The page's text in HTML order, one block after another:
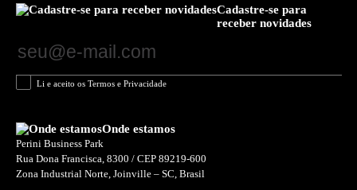
Cadastre-se para
receber novidades
Li e aceito os Termos e Privacidade
Onde estamos
Perini Business Park
Rua Dona Francisca, 8300 / CEP 89219-600
Zona Industrial Norte, Joinville – SC, Brasil